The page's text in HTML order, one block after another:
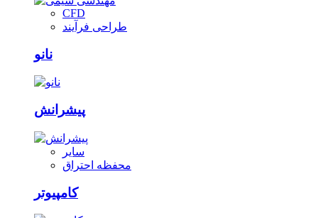
CFD
طراحی فرآیند
نانو
پیشرانش
سایر
محفظه احتراق
کامپیوتر